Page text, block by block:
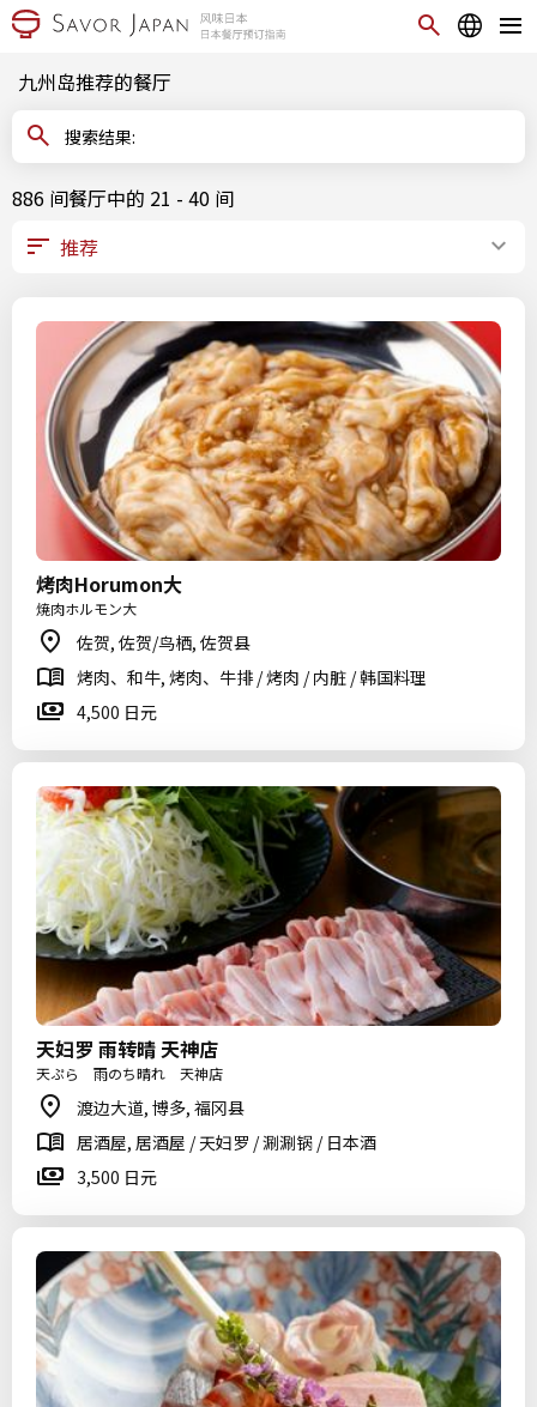
九州岛推荐的餐厅
搜索结果:
886 间餐厅中的 21 - 40 间
烤肉Horumon大
焼肉ホルモン大
佐贺, 佐贺/鸟栖, 佐贺县
烤肉、和牛, 烤肉、牛排 / 烤肉 / 内脏 / 韩国料理
4,500 日元
天妇罗 雨转晴 天神店
天ぷら 雨のち晴れ 天神店
渡边大道, 博多, 福冈县
居酒屋, 居酒屋 / 天妇罗 / 涮涮锅 / 日本酒
3,500 日元